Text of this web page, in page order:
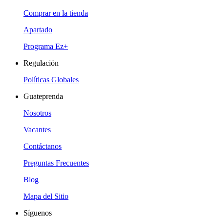
Comprar en la tienda
Apartado
Programa Ez+
Regulación
Políticas Globales
Guateprenda
Nosotros
Vacantes
Contáctanos
Preguntas Frecuentes
Blog
Mapa del Sitio
Síguenos